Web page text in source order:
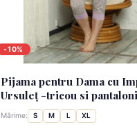
-10%
Pijama pentru Dama cu
Ursuleț -tricou si
Mărime: S M L XL